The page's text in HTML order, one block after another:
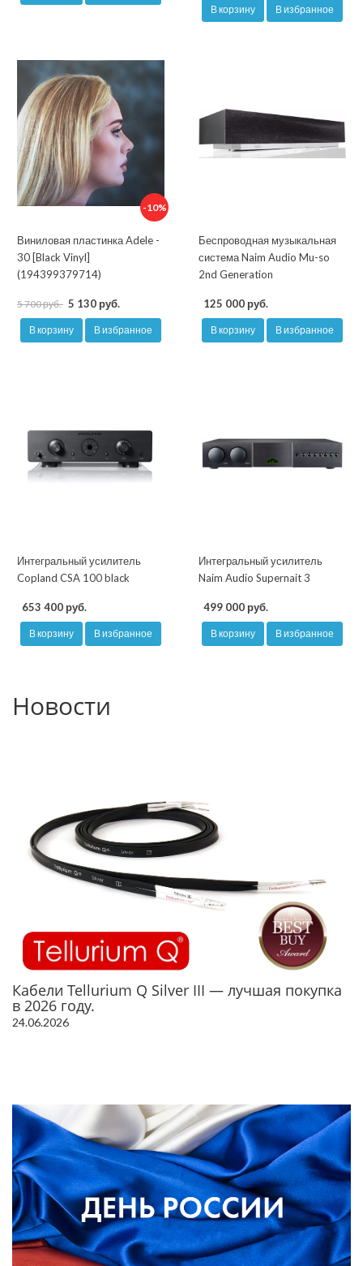
В корзину В избранное
-10%
Виниловая пластинка Adele -
30 [Black Vinyl]
(194399379714)
5 700 руб. 5 130 руб.
В корзину В избранное
Беспроводная музыкальная
система Naim Audio Mu-so
2nd Generation
125 000 руб.
В корзину В избранное
Интегральный усилитель
Copland CSA 100 black
653 400 руб.
В корзину В избранное
Интегральный усилитель
Naim Audio Supernait 3
499 000 руб.
В корзину В избранное
Новости
Кабели Tellurium Q Silver III — лучшая покупка
в 2026 году.
24.06.2026